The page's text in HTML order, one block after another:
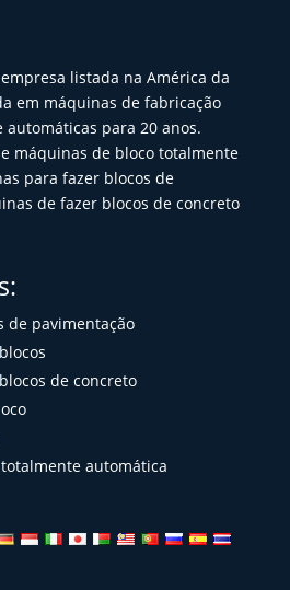
empresa listada na América da
em máquinas de fabricação
para 20 anos.
máquinas de bloco totalmente
para fazer blocos de
de fazer blocos de concreto
de pavimentação
de concreto
automática